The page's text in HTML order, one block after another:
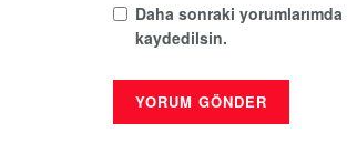
Daha sonraki
kaydedilsin.